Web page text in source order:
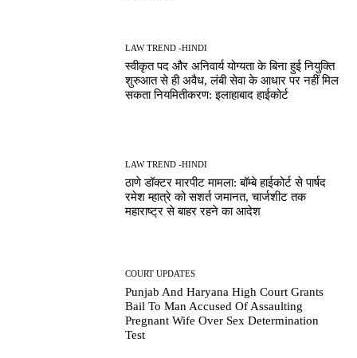
LAW TREND -HINDI
स्वीकृत पद और अनिवार्य योग्यता के बिना हुई नियुक्ति
शुरुआत से ही अवैध, लंबी सेवा के आधार पर नहीं मिल
सकता नियमितीकरण: इलाहाबाद हाईकोर्ट
LAW TREND -HINDI
ठाणे डॉक्टर मारपीट मामला: बॉम्बे हाईकोर्ट से पार्षद
रमेश म्हात्रे को सशर्त जमानत, चार्जशीट तक
महाराष्ट्र से बाहर रहने का आदेश
COURT UPDATES
Punjab And Haryana High Court Grants
Bail To Man Accused Of Assaulting
Pregnant Wife Over Sex Determination
Test